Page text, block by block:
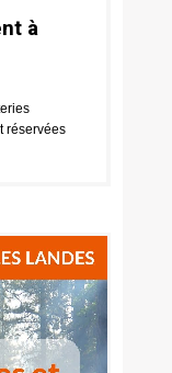
à
réservées